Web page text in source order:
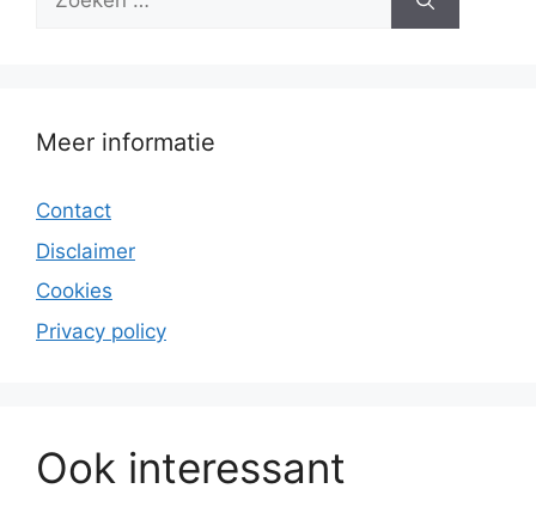
Meer informatie
Contact
Disclaimer
Cookies
Privacy policy
Ook interessant